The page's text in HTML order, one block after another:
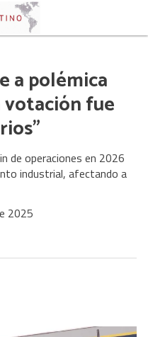
a polémica
votación fue
de operaciones en 2026
industrial, afectando a
2025